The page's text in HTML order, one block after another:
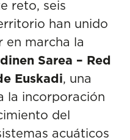
reto, seis
han unido
en marcha la
Sarea – Red
Euskadi, una
la incorporación
del
acuáticos